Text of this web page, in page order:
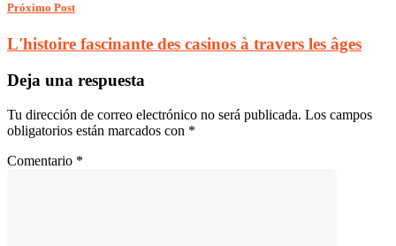
Próximo Post
L'histoire fascinante des casinos à travers les âges
Deja una respuesta
Tu dirección de correo electrónico no será publicada. Los campos
obligatorios están marcados con *
Comentario *